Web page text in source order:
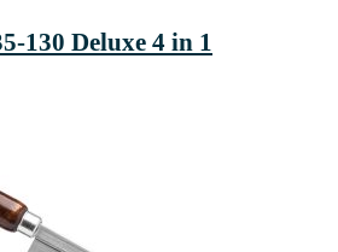
130 Deluxe 4 in 1